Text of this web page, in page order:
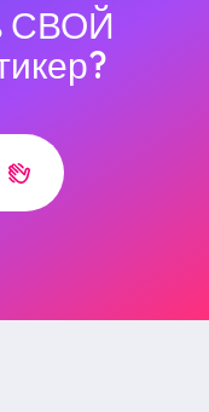
СВОЙ